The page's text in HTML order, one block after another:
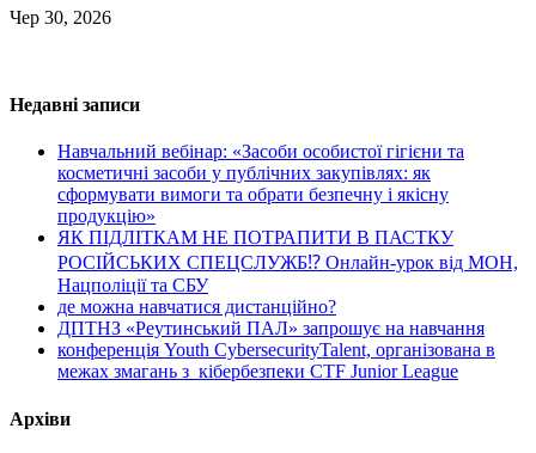
Чер 30, 2026
Недавні записи
Навчальний вебінар: «Засоби особистої гігієни та
косметичні засоби у публічних закупівлях: як
сформувати вимоги та обрати безпечну і якісну
продукцію»
ЯК ПІДЛІТКАМ НЕ ПОТРАПИТИ В ПАСТКУ
РОСІЙСЬКИХ СПЕЦСЛУЖБ⁉️ Онлайн-урок від МОН,
Нацполіції та СБУ
де можна навчатися дистанційно?
ДПТНЗ «Реутинський ПАЛ» запрошує на навчання
конференція Youth CybersecurityTalent, організована в
межах змагань з кібербезпеки CTF Junior League
Архіви